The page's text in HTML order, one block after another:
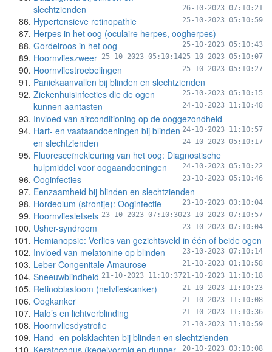
slechtzienden
26-10-2023 07:10:21
Hypertensieve retinopathie 25-10-2023 05:10:59
Herpes in het oog (oculaire herpes, oogherpes)
25-10-2023 05:10:43
Gordelroos in het oog
25-10-2023 05:10:07
Hoornvlieszweer 25-10-2023 05:10:14
Hoornvliestroebelingen 25-10-2023 05:10:27
Paniekaanvallen bij blinden en slechtzienden
25-10-2023 05:10:15
Ziekenhuisinfecties die de ogen
kunnen aantasten
24-10-2023 11:10:48
Invloed van airconditioning op de ooggezondheid
24-10-2023 11:10:57
Hart- en vaataandoeningen bij blinden
en slechtzienden
24-10-2023 05:10:17
Fluoresceïnekleuring van het oog: Diagnostische
hulpmiddel voor oogaandoeningen
24-10-2023 05:10:22
Ooginfecties 23-10-2023 05:10:46
Eenzaamheid bij blinden en slechtzienden
23-10-2023 03:10:04
Hordeolum (strontje): Ooginfectie
23-10-2023 07:10:57
Hoornvliesletsels 23-10-2023 07:10:30
Usher-syndroom 23-10-2023 07:10:04
Hemianopsie: Verlies van gezichtsveld in één of beide ogen
23-10-2023 07:10:14
Invloed van melatonine op blinden
21-10-2023 01:10:58
Leber Congenitale Amaurose
21-10-2023 11:10:18
Sneeuwblindheid 21-10-2023 11:10:37
Retinoblastoom (netvlieskanker) 21-10-2023 11:10:23
Oogkanker 21-10-2023 11:10:08
Halo’s en lichtverblinding 21-10-2023 11:10:36
Hoornvliesdystrofie 21-10-2023 11:10:59
Hand- en polsklachten bij blinden en slechtzienden
20-10-2023 03:10:08
Keratoconus (kegelvormig en dunner